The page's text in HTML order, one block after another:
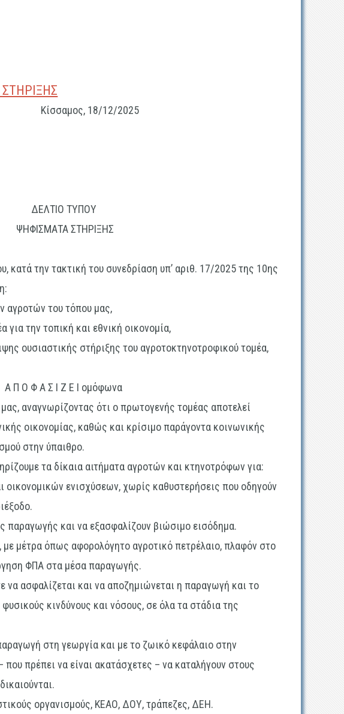
12/2025
ΔΕΛΤΙΟ ΤΥΠΟΥ
ΨΗΦΙΣΜΑΤΑ ΣΤΗΡΙΞΗΣ
κατά την τακτική του συνεδρίαση υπ’ αριθ. 17/2025 της 10ης
αγροτών του τόπου μας,
την τοπική και εθνική οικονομία,
ουσιαστικής στήριξης του αγροτοκτηνοτροφικού τομέα,
Α Π Ο Φ Α Σ Ι Ζ Ε Ι ομόφωνα
αναγνωρίζοντας ότι ο πρωτογενής τομέας αποτελεί
οικονομίας, καθώς και κρίσιμο παράγοντα κοινωνικής
στην ύπαιθρο.
τα δίκαια αιτήματα αγροτών και κτηνοτρόφων για:
ενισχύσεων, χωρίς καθυστερήσεις που οδηγούν
παραγωγής και να εξασφαλίζουν βιώσιμο εισόδημα.
μέτρα όπως αφορολόγητο αγροτικό πετρέλαιο, πλαφόν στο
ΦΠΑ στα μέσα παραγωγής.
να ασφαλίζεται και να αποζημιώνεται η παραγωγή και το
κινδύνους και νόσους, σε όλα τα στάδια της
στη γεωργία και με το ζωικό κεφάλαιο στην
πρέπει να είναι ακατάσχετες – να καταλήγουν στους
οργανισμούς, ΚΕΑΟ, ΔΟΥ, τράπεζες, ΔΕΗ.